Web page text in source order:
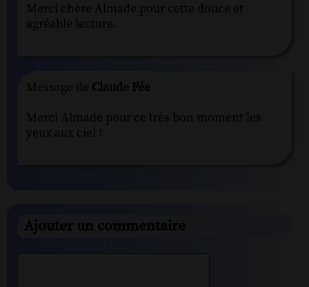
Merci chère Almade pour cette douce et
agréable lecture.
Message de Claude Fée
Merci Almade pour ce très bon moment les
yeux aux ciel !
Ajouter un commentaire